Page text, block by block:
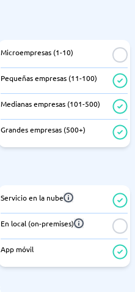
Microempresas (1-10)
Pequeñas empresas (11-100)
Medianas empresas (101-500)
Grandes empresas (500+)
Servicio en la nube
En local (on-premises)
App móvil